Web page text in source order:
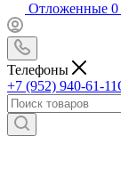
Отложенные 0
Телефоны
+7 (952) 940-61-11